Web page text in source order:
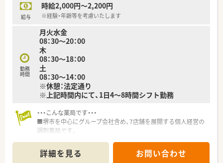
給与
時給2,000円～2,200円
※経験・年齢等を考慮いたします
勤務
時間
月火水金
08：30～20：00
木
08：30～18：00
土
08：30～14：00
※休憩：法定通り
※上記時間内にて、1日4～8時間シフト勤務
・・・こんな薬局です・・・
■堺市を中心にグループ会社含め、7店舗を展開する個人経営の
調剤薬局です。
気の会社です！
■地域に根差した運営のため、患者さんからの信頼も絶大★
詳細を見る お問い合わせ